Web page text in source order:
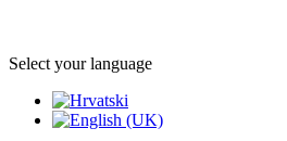
Select your language